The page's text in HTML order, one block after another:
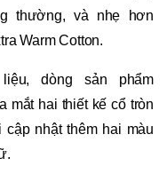
thường, và nhẹ hơn
Warm Cotton.
dòng sản phẩm
mắt hai thiết kế cổ tròn
nhật thêm hai màu